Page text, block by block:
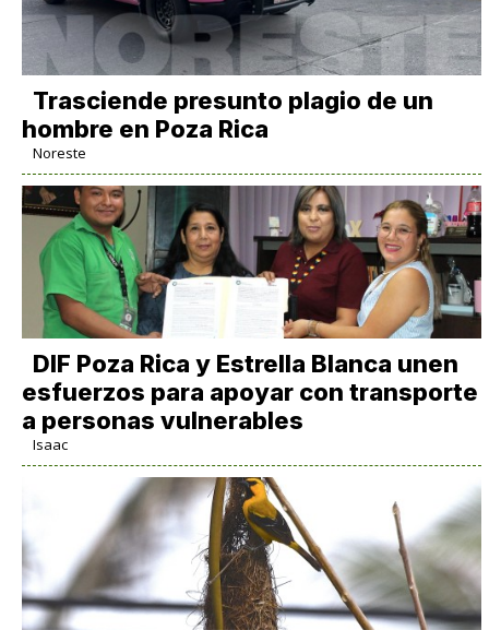
Trasciende presunto plagio de un
hombre en Poza Rica
Noreste
DIF Poza Rica y Estrella Blanca unen
esfuerzos para apoyar con transporte
a personas vulnerables
Isaac